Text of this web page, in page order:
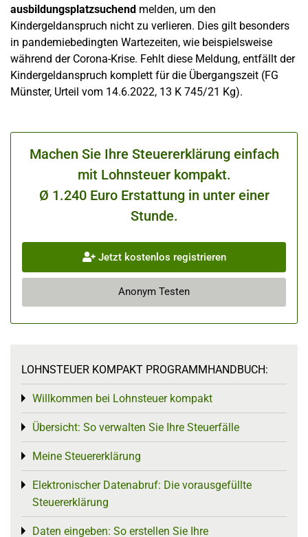
ausbildungsplatzsuchend melden, um den
Kindergeldanspruch nicht zu verlieren. Dies gilt besonders
in pandemiebedingten Wartezeiten, wie beispielsweise
während der Corona-Krise. Fehlt diese Meldung, entfällt der
Kindergeldanspruch komplett für die Übergangszeit (FG
Münster, Urteil vom 14.6.2022, 13 K 745/21 Kg).
Machen Sie Ihre Steuererklärung einfach
mit Lohnsteuer kompakt.
Ø 1.240 Euro Erstattung in unter einer
Stunde.
Jetzt kostenlos registrieren
Anonym Testen
LOHNSTEUER KOMPAKT PROGRAMMHANDBUCH:
Willkommen bei Lohnsteuer kompakt
Toggle menu
Übersicht: So verwalten Sie Ihre Steuerfälle
Toggle menu
Meine Steuererklärung
Toggle menu
Elektronischer Datenabruf: Die vorausgefüllte
Steuererklärung
Toggle menu
Daten eingeben: So erstellen Sie Ihre
Toggle menu